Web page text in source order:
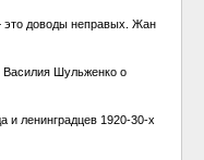
доводы неправых. Жан
Шульженко о
и ленинградцев 1920-30-х